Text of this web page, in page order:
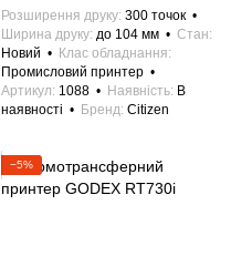
Розширення друку 300 точок
Ширина друку до 104 мм
Стан
Новий
Клас обладнання
Промисловий принтер
Артикул 1088 Наявність В
наявності
Бренд Citizen
−5%